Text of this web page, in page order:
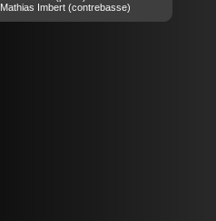
Mathias Imbert (contrebasse)